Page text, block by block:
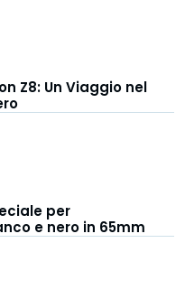
Z8: Un Viaggio nel
per
e nero in 65mm